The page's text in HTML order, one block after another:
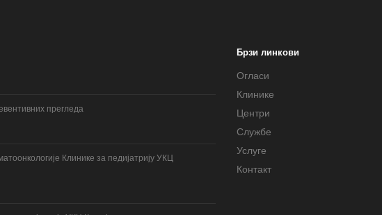
прегледа
Клинике за педијатрију УКЦ
Брзи линкови
Огласи
Клинике
Центри
Службе
Услуге
Контакт